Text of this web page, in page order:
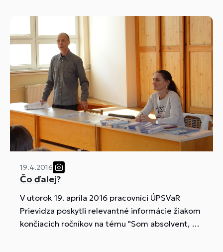
19.4.2016
Čo ďalej?
V utorok 19. apríla 2016 pracovníci ÚPSVaR
Prievidza poskytli relevantné informácie žiakom
končiacich ročníkov na tému "Som absolvent, čo